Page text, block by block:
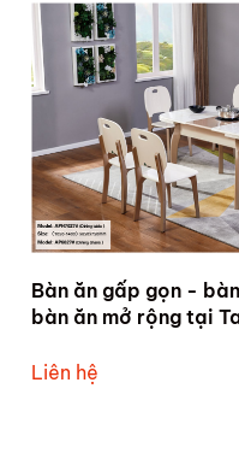
Bàn ăn gấp gọn -
bàn ăn mở rộng tại
thất Quảng Nam
Liên hệ